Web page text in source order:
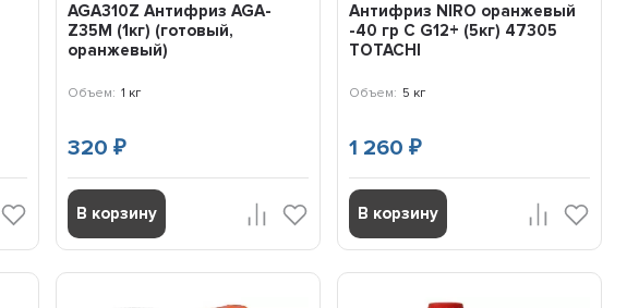
AGA310Z Антифриз AGA-
Z35M (1кг) (готовый,
оранжевый)
Объем: 1 кг
320 ₽
В корзину
Антифриз NIRO оранжевый
-40 гр С G12+ (5кг) 47305
TOTACHI
Объем: 5 кг
1 260 ₽
В корзину